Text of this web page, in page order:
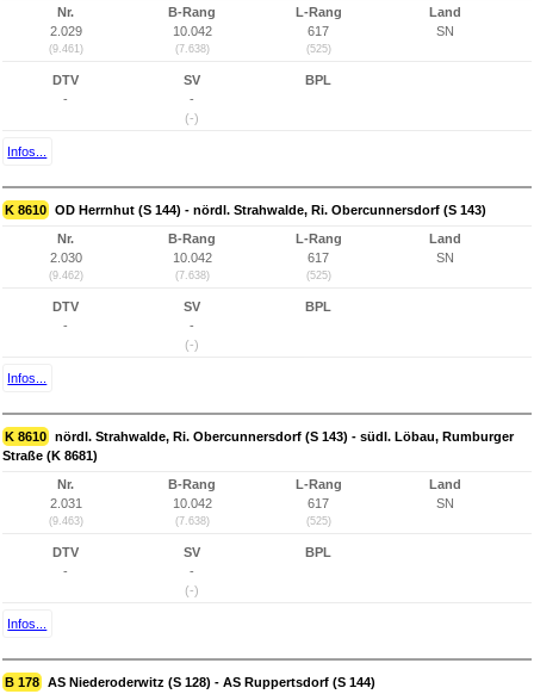
Nr.
2.029
(9.461)
B-Rang
10.042
(7.638)
L-Rang
617
(525)
Land
SN
DTV
-
SV
-
(-)
BPL
Infos...
K 8610 OD Herrnhut (S 144) - nördl. Strahwalde, Ri. Obercunnersdorf (S 143)
Nr.
2.030
(9.462)
B-Rang
10.042
(7.638)
L-Rang
617
(525)
Land
SN
DTV
-
SV
-
(-)
BPL
Infos...
K 8610 nördl. Strahwalde, Ri. Obercunnersdorf (S 143) - südl. Löbau, Rumburger
Straße (K 8681)
Nr.
2.031
(9.463)
B-Rang
10.042
(7.638)
L-Rang
617
(525)
Land
SN
DTV
-
SV
-
(-)
BPL
Infos...
B 178 AS Niederoderwitz (S 128) - AS Ruppertsdorf (S 144)